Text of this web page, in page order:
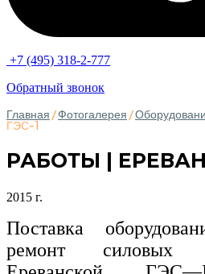
+7 (495) 318-2-777
Обратный звонок
Главная /Фотогалерея /
ГЭС-1
РАБОТЫ |
2015 г.
Поставка
ремонт силовых